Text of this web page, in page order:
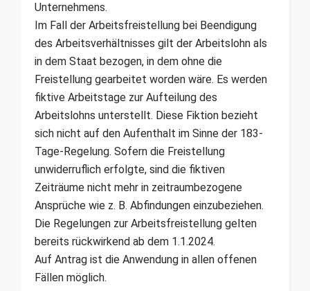
Unternehmens.
Im Fall der Arbeitsfreistellung bei Beendigung
des Arbeitsverhältnisses gilt der Arbeitslohn als
in dem Staat bezogen, in dem ohne die
Freistellung gearbeitet worden wäre. Es werden
fiktive Arbeitstage zur Aufteilung des
Arbeitslohns unterstellt. Diese Fiktion bezieht
sich nicht auf den Aufenthalt im Sinne der 183-
Tage-Regelung. Sofern die Freistellung
unwiderruflich erfolgte, sind die fiktiven
Zeiträume nicht mehr in zeitraumbezogene
Ansprüche wie z. B. Abfindungen einzubeziehen.
Die Regelungen zur Arbeitsfreistellung gelten
bereits rückwirkend ab dem 1.1.2024.
Auf Antrag ist die Anwendung in allen offenen
Fällen möglich.